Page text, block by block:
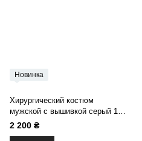
Новинка
Хирургический костюм
мужской с вышивкой серый 14-
02
2 200 ₴